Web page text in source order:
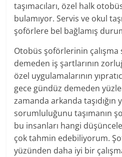
taşımacıları, özel halk
bulamıyor. Servis ve okul
şoförlere bel bağlamış
Otobüs şoförlerinin çalışma
demeden iş şartlarının
özel uygulamalarının
gece gündüz demeden
zamanda arkanda
sorumluluğunu taşımanın
bu insanları hangi
çok tahmin edebiliyorum.
yüzünden daha iyi bir